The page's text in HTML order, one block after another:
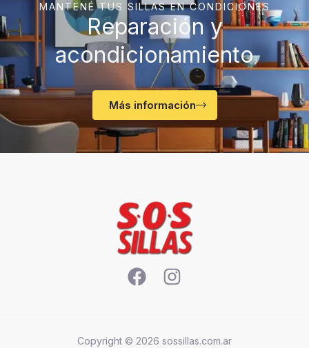
MANTENÉ TUS SILLAS EN CONDICIONES
Reparación y
acondicionamiento
Más información
Copyright © 2026 sossillas.com.ar